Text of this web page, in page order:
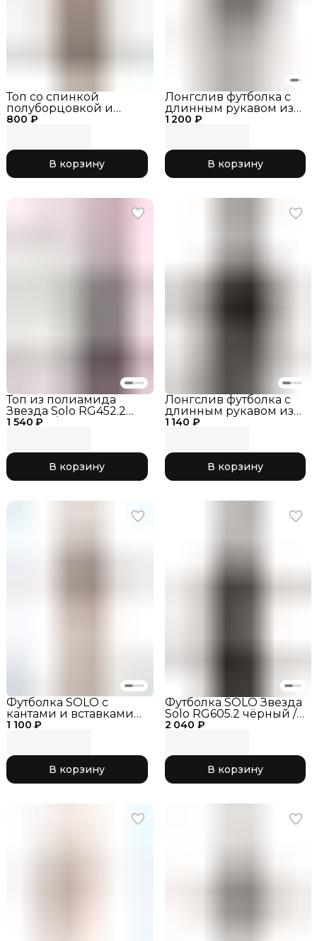
800 ₽
Топ со спинкой
полуборцовкой и
кантами RG450-13
В корзину
1 200 ₽
Лонгслив футболка с
длинным рукавом из
хлопка FD654-107
В корзину
1 540 ₽
Топ из полиамида
Звезда Solo RG452.2
черный/золото
В корзину
1 140 ₽
Лонгслив футболка с
длинным рукавом из
хлопка RG655-107
В корзину
1 100 ₽
Футболка SOLO с
кантами и вставками
из сетки RG604-107
В корзину
2 040 ₽
Футболка SOLO Звезда
Solo RG605.2 чёрный /
золото_размер_30
В корзину